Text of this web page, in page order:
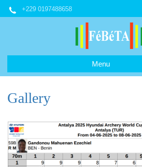
+229 0197488658
Menu
Gallery